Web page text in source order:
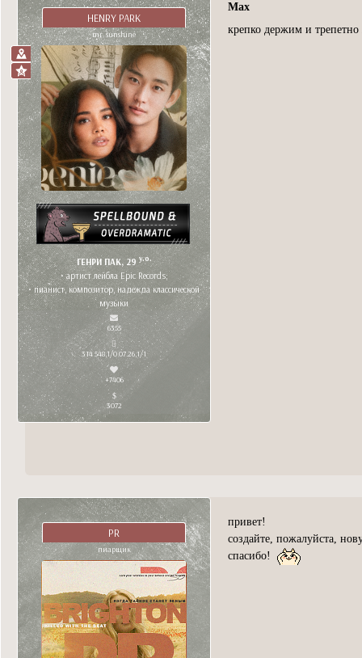
HENRY PARK
mr. sunshine
ГЕНРИ ПАК, 29 y.o.
• артист лейбла Epic Records;
• пианист, композитор, надежда классической
музыки
6355
314 548,1/0 07.26,1/1
+7406
3072
Max
крепко держим и
PR
пиарщик
привет!
создайте, пожалуйста,
спасибо!